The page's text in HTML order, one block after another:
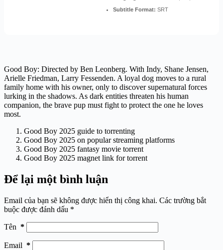
Subtitle Format: SRT
Good Boy: Directed by Ben Leonberg. With Indy, Shane Jensen,
Arielle Friedman, Larry Fessenden. A loyal dog moves to a rural
family home with his owner, only to discover supernatural forces
lurking in the shadows. As dark entities threaten his human
companion, the brave pup must fight to protect the one he loves
most.
Good Boy 2025 guide to torrenting
Good Boy 2025 on popular streaming platforms
Good Boy 2025 fantasy movie torrent
Good Boy 2025 magnet link for torrent
Để lại một bình luận
Email của bạn sẽ không được hiển thị công khai. Các trường bắt
buộc được đánh dấu *
Tên *
Email *